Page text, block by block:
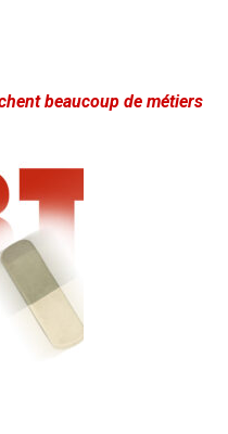
beaucoup de métiers